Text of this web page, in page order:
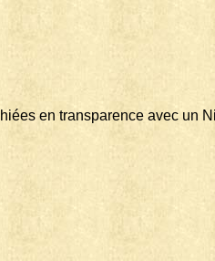
en transparence avec un